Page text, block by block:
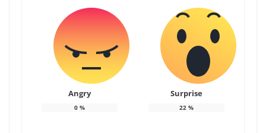
Angry
0%
Surprise
22 %